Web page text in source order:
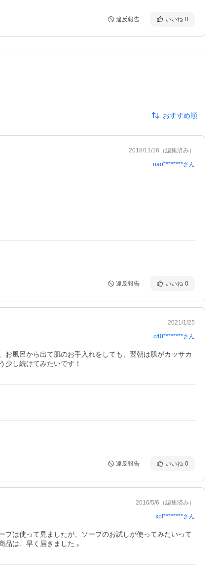
違反報告 いいね 0
おすすめ順
2018/11/16 （編集済み）
nao********さん
違反報告 いいね 0
2021/1/25
c40********さん
風呂から出て肌のお手入れをしても、翌朝は肌がカッサカ
し続けてみたいです！
違反報告 いいね 0
2016/5/6 （編集済み）
xpl********さん
は使って見ましたが、ソープのお試しが使ってみたいって
品は、早く届きました ｡